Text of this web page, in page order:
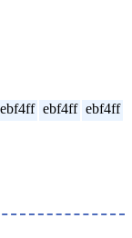
ebf4ff ebf4ff ebf4ff